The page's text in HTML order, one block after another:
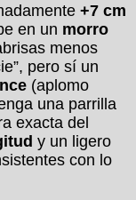
+7 cm
en un morro
menos
pero sí un
(aplomo
una parrilla
exacta del
y un ligero
con lo